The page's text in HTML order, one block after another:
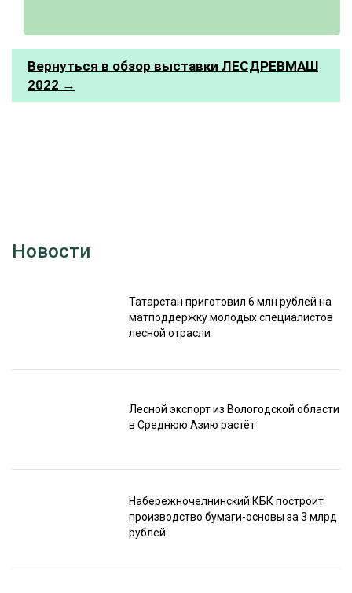
Вернуться в обзор выставки ЛЕСДРЕВМАШ
2022 →
Новости
Татарстан приготовил 6 млн рублей на
матподдержку молодых специалистов
лесной отрасли
Лесной экспорт из Вологодской области
в Среднюю Азию растёт
Набережночелнинский КБК построит
производство бумаги-основы за 3 млрд
рублей